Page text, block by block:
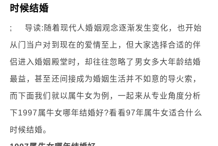
时候结婚
; 导读:随着现代人婚姻观念逐渐发生变化，也开始
从门当户对到现在的爱情至上，但大家选择合适的伴
侣进入婚姻殿堂时，却往往忽略了男女多大年龄结婚
最益，甚至还间接成为婚姻生活并不如意的导火索，
而下面我们就以属牛女为例，一起来从专业角度分析
下1997属牛女哪年结婚好?看看97年属牛女适合什么
时候结婚。